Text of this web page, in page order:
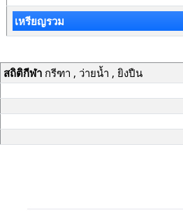
เหรียญรวม
สถิติกีฬากรีฑา , ว่ายน้ำ , ยิงปืน